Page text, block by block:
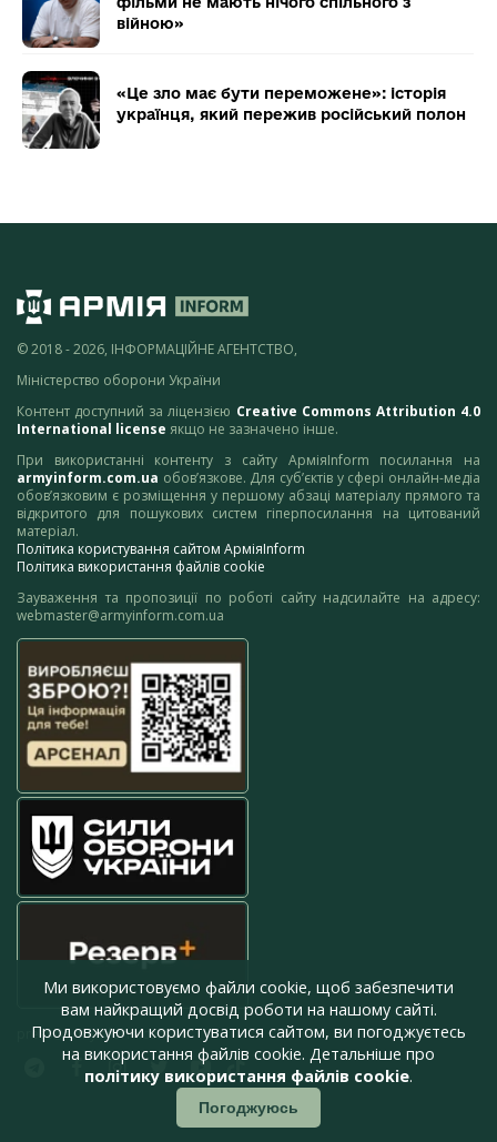
війною»
«Це зло має бути переможене»: історія
українця, який пережив російський полон
© 2018 - 2026, ІНФОРМАЦІЙНЕ АГЕНТСТВО,
Міністерство оборони України
Контент доступний за ліцензією Creative Commons Attribution 4.0
International license якщо не зазначено інше.
При використанні контенту з сайту АрміяInform посилання на
armyinform.com.ua обов’язкове. Для суб’єктів у сфері онлайн-медіа
обов’язковим є розміщення у першому абзаці матеріалу прямого та
відкритого для пошукових систем гіперпосилання на цитований
матеріал.
Політика користування сайтом АрміяInform
Політика використання файлів cookie
Зауваження та пропозиції по роботі сайту надсилайте на адресу:
webmaster@armyinform.com.ua
press@armyinform.com.ua
Ми використовуємо файли cookie, щоб забезпечити
вам найкращий досвід роботи на нашому сайті.
Продовжуючи користуватися сайтом, ви погоджуєтесь
на використання файлів cookie. Детальніше про
політику використання файлів cookie.
Погоджуюсь